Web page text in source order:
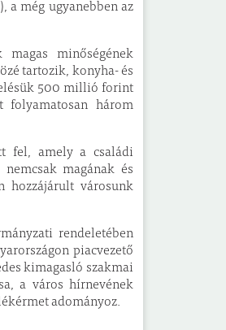
a még ugyanebben az
minőségének
tartozik, konyha- és
500 millió forint
folyamatosan három
fel, amely a családi
magának és
hozzájárult városunk
rendeletében
piacvezető
kimagasló szakmai
a város hírnevének
adományoz.